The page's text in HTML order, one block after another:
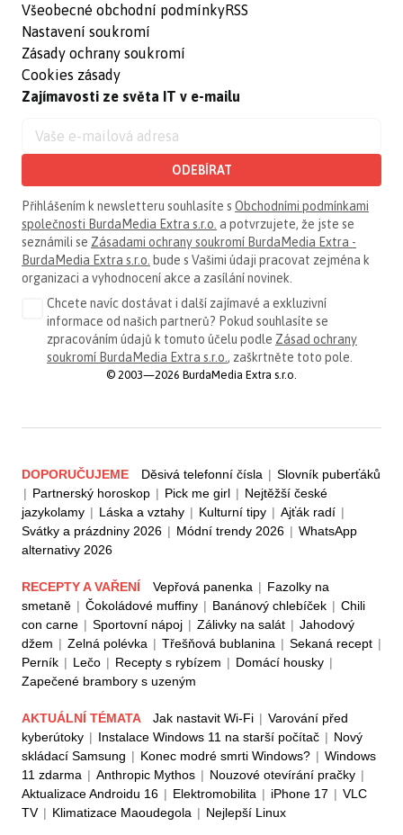
Všeobecné obchodní podmínky
Nastavení soukromí
Zásady ochrany soukromí
Cookies zásady
RSS
Zajímavosti ze světa IT v e-mailu
ODEBÍRAT
Přihlášením k newsletteru souhlasíte s Obchodními podmínkami
společnosti BurdaMedia Extra s.r.o. a potvrzujete, že jste se
seznámili se Zásadami ochrany soukromí BurdaMedia Extra -
BurdaMedia Extra s.r.o. bude s Vašimi údaji pracovat zejména k
organizaci a vyhodnocení akce a zasílání novinek.
Chcete navíc dostávat i další zajímavé a exkluzivní
informace od našich partnerů? Pokud souhlasíte se
zpracováním údajů k tomuto účelu podle Zásad ochrany
soukromí BurdaMedia Extra s.r.o. , zaškrtněte toto pole.
© 2003—2026 BurdaMedia Extra s.r.o.
DOPORUČUJEME Děsivá telefonní čísla | Slovník puberťáků
| Partnerský horoskop | Pick me girl | Nejtěžší české
jazykolamy | Láska a vztahy | Kulturní tipy | Ajťák radí |
Svátky a prázdniny 2026 | Módní trendy 2026 | WhatsApp
alternativy 2026
RECEPTY A VAŘENÍ Vepřová panenka | Fazolky na
smetaně | Čokoládové muffiny | Banánový chlebíček | Chili
con carne | Sportovní nápoj | Zálivky na salát | Jahodový
džem | Zelná polévka | Třešňová bublanina | Sekaná recept |
Perník | Lečo | Recepty s rybízem | Domácí housky |
Zapečené brambory s uzeným
AKTUÁLNÍ TÉMATA Jak nastavit Wi-Fi | Varování před
kyberútoky | Instalace Windows 11 na starší počítač | Nový
skládací Samsung | Konec modré smrti Windows? | Windows
11 zdarma | Anthropic Mythos | Nouzové otevírání pračky |
Aktualizace Androidu 16 | Elektromobilita | iPhone 17 | VLC
TV | Klimatizace Maoudegola | Nejlepší Linux